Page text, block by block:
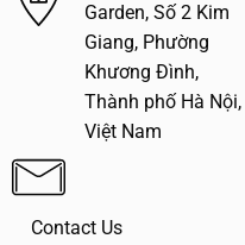
Garden, Số 2 Kim
Giang, Phường
Khương Đình,
Thành phố Hà Nội,
Việt Nam
Contact Us